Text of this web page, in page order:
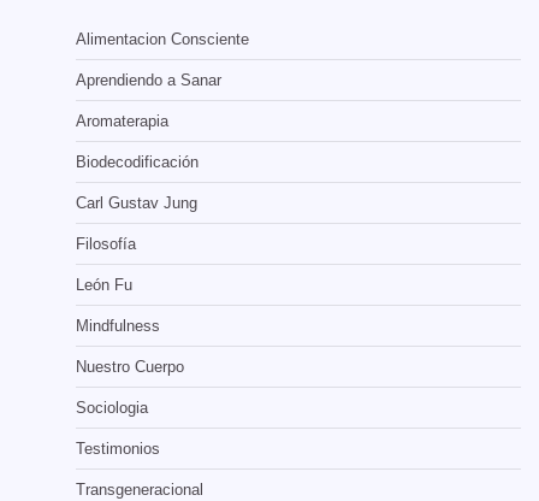
Alimentacion Consciente
Aprendiendo a Sanar
Aromaterapia
Biodecodificación
Carl Gustav Jung
Filosofía
León Fu
Mindfulness
Nuestro Cuerpo
Sociologia
Testimonios
Transgeneracional